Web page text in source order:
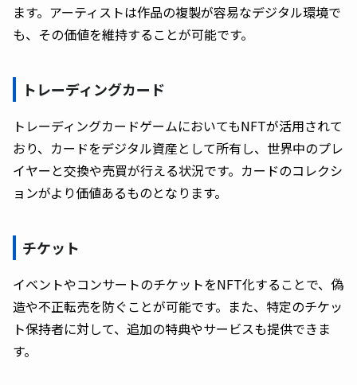
ます。アーティストは作品の複製が容易なデジタル環境で
も、その価値を維持することが可能です。
トレーディングカード
トレーディングカードゲームにおいてもNFTが活用されて
おり、カードをデジタル資産として所有し、世界中のプレ
イヤーと交換や売買が行える状況です。カードのコレクシ
ョンがより価値あるものとなります。
チケット
イベントやコンサートのチケットをNFT化することで、偽
造や不正転売を防ぐことが可能です。また、特定のチケッ
ト保持者に対して、追加の特典やサービスも提供できま
す。